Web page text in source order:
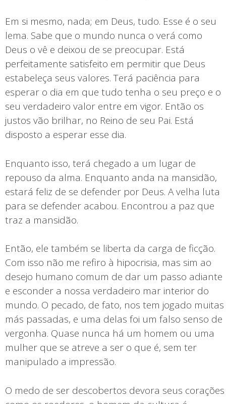
Em si mesmo, nada; em Deus, tudo. Esse é o seu
lema. Sabe que o mundo nunca o verá como
Deus o vê e deixou de se preocupar. Está
perfeitamente satisfeito em permitir que Deus
estabeleça seus valores. Terá paciência para
esperar o dia em que tudo tenha o seu preço e o
seu verdadeiro valor entre em vigor. Então os
justos vão brilhar, no Reino de seu Pai. Está
disposto a esperar esse dia.
Enquanto isso, terá chegado a um lugar de
repouso da alma. Enquanto anda na mansidão,
estará feliz de se defender por Deus. A velha luta
para se defender acabou. Encontrou a paz que
traz a mansidão.
Então, ele também se liberta da carga de ficção.
Com isso não me refiro à hipocrisia, mas sim ao
desejo humano comum de dar um passo adiante
e esconder a nossa verdadeiro mar interior do
mundo. O pecado, de fato, nos tem jogado muitas
más passadas, e uma delas foi um falso senso de
vergonha. Quase nunca há um homem ou uma
mulher que se atreve a ser o que é, sem ter
manipulado a impressão.
O medo de ser descobertos devora seus corações